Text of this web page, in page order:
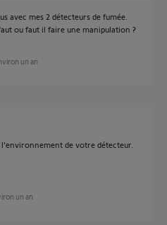
avec mes 2 détecteurs de fumée.
ou faut il faire une manipulation ?
un an
de votre détecteur.
un an